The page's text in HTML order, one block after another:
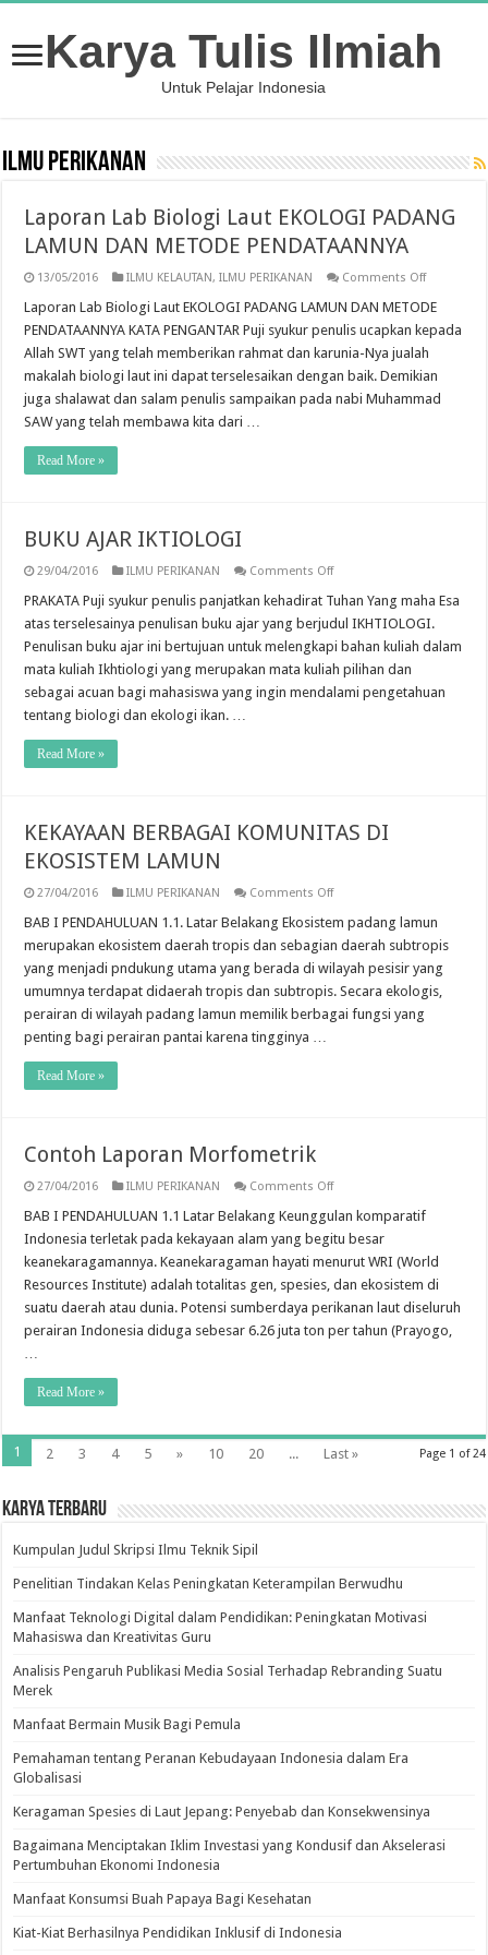
Karya Tulis Ilmiah
Untuk Pelajar Indonesia
ILMU PERIKANAN
Laporan Lab Biologi Laut EKOLOGI PADANG
LAMUN DAN METODE PENDATAANNYA
13/05/2016 ILMU KELAUTAN,ILMU PERIKANAN Comments Offon
Lab
Laut
EKOLOGI
PADANG
LAMUN
DAN
METODE
Laporan Lab Biologi Laut EKOLOGI PADANG LAMUN DAN METODE
PENDATAANNYA KATA PENGANTAR Puji syukur penulis ucapkan kepada
Allah SWT yang telah memberikan rahmat dan karunia-Nya jualah
makalah biologi laut ini dapat terselesaikan dengan baik. Demikian
juga shalawat dan salam penulis sampaikan pada nabi Muhammad
SAW yang telah membawa kita dari …
Read More »
BUKU AJAR IKTIOLOGI
29/04/2016 ILMU PERIKANAN Comments Offon
AJAR
PRAKATA Puji syukur penulis panjatkan kehadirat Tuhan Yang maha Esa
atas terselesainya penulisan buku ajar yang berjudul IKHTIOLOGI.
Penulisan buku ajar ini bertujuan untuk melengkapi bahan kuliah dalam
mata kuliah Ikhtiologi yang merupakan mata kuliah pilihan dan
sebagai acuan bagi mahasiswa yang ingin mendalami pengetahuan
tentang biologi dan ekologi ikan. …
Read More »
KEKAYAAN BERBAGAI KOMUNITAS DI
EKOSISTEM LAMUN
27/04/2016 ILMU PERIKANAN Comments Offon
BERBAGAI
KOMUNITAS
DI
EKOSISTEM
LAMUN
BAB I PENDAHULUAN 1.1. Latar Belakang Ekosistem padang lamun
merupakan ekosistem daerah tropis dan sebagian daerah subtropis
yang menjadi pndukung utama yang berada di wilayah pesisir yang
umumnya terdapat didaerah tropis dan subtropis. Secara ekologis,
perairan di wilayah padang lamun memilik berbagai fungsi yang
penting bagi perairan pantai karena tingginya …
Read More »
Contoh Laporan Morfometrik
27/04/2016 ILMU PERIKANAN Comments Offon
Laporan
Morfometrik
BAB I PENDAHULUAN 1.1 Latar Belakang Keunggulan komparatif
Indonesia terletak pada kekayaan alam yang begitu besar
keanekaragamannya. Keanekaragaman hayati menurut WRI (World
Resources Institute) adalah totalitas gen, spesies, dan ekosistem di
suatu daerah atau dunia. Potensi sumberdaya perikanan laut diseluruh
perairan Indonesia diduga sebesar 6.26 juta ton per tahun (Prayogo,
…
Read More »
Page 1 of 24
1 2 3 4 5 » 10 20 ... Last »
Karya Terbaru
Kumpulan Judul Skripsi Ilmu Teknik Sipil
Penelitian Tindakan Kelas Peningkatan Keterampilan Berwudhu
Manfaat Teknologi Digital dalam Pendidikan: Peningkatan Motivasi
Mahasiswa dan Kreativitas Guru
Analisis Pengaruh Publikasi Media Sosial Terhadap Rebranding Suatu
Merek
Manfaat Bermain Musik Bagi Pemula
Pemahaman tentang Peranan Kebudayaan Indonesia dalam Era
Globalisasi
Keragaman Spesies di Laut Jepang: Penyebab dan Konsekwensinya
Bagaimana Menciptakan Iklim Investasi yang Kondusif dan Akselerasi
Pertumbuhan Ekonomi Indonesia
Manfaat Konsumsi Buah Papaya Bagi Kesehatan
Kiat-Kiat Berhasilnya Pendidikan Inklusif di Indonesia